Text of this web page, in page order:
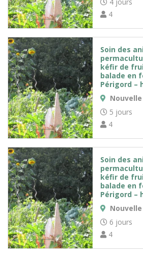
4
Soin des
kéfir de
balade en
Périgord –
5 jours
4
Soin des
kéfir de
balade en
Périgord –
6 jours
4